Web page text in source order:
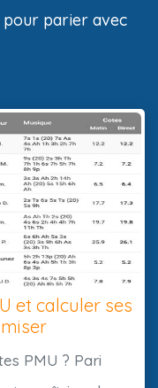
pour parier avec
et calculer ses
PMU ? Pari